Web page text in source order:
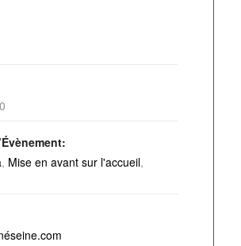
, Mise en avant sur l'accueil,